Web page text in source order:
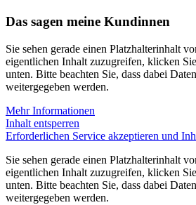
Das sagen meine Kundinnen
Sie sehen gerade einen Platzhalterinhalt
eigentlichen Inhalt zuzugreifen, klicken
unten. Bitte beachten Sie, dass dabei
weitergegeben werden.
Mehr Informationen
Inhalt entsperren
Erforderlichen Service akzeptieren und
Sie sehen gerade einen Platzhalterinhalt
eigentlichen Inhalt zuzugreifen, klicken
unten. Bitte beachten Sie, dass dabei
weitergegeben werden.